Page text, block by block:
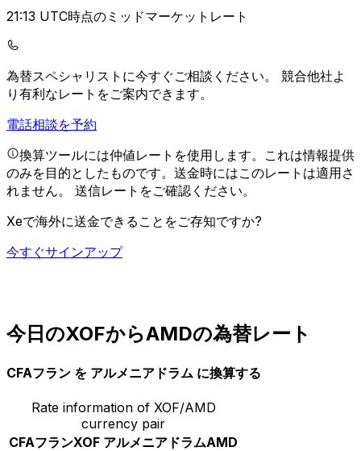
21:13 UTC時点のミッドマーケットレート
為替スペシャリストに今すぐご相談ください。 競合他社よ
り有利なレートをご案内できます。
電話相談を予約
換算ツールには仲値レートを使用します。これは情報提供
のみを目的としたものです。送金時にはこのレートは適用さ
れません。 送信レートをご確認ください。
Xeで海外に送金できることをご存知ですか?
今すぐサインアップ
今日のXOFからAMDの為替レート
CFAフラン を アルメニアドラム に換算する
Rate information of XOF/AMD
currency pair
CFAフランXOF アルメニアドラムAMD